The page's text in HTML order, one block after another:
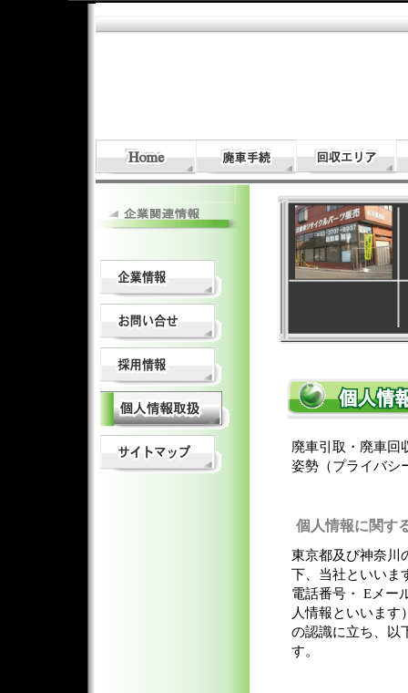
廃車引取・廃車回
姿勢（プライバシ
個人情報に関す
東京都及び神奈川
下、当社といいま
電話番号・ Eメー
人情報といいます
の認識に立ち、以
す。